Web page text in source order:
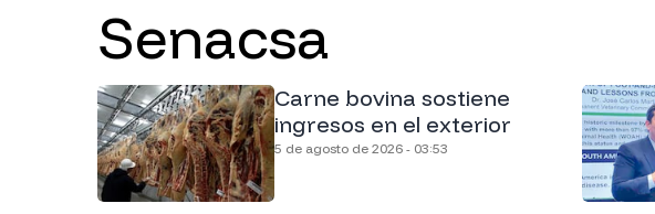
Senacsa
Carne bovina sostiene
ingresos en el exterior
5 de agosto de 2026 - 03:53